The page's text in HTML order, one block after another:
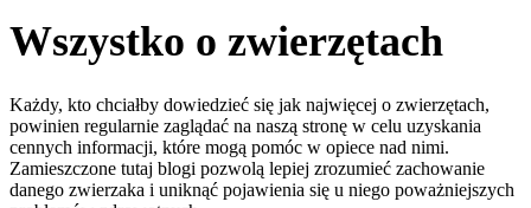
Wszystko o zwierzętach
Każdy, kto chciałby dowiedzieć się jak najwięcej o zwierzętach,
powinien regularnie zaglądać na naszą stronę w celu uzyskania
cennych informacji, które mogą pomóc w opiece nad nimi.
Zamieszczone tutaj blogi pozwolą lepiej zrozumieć zachowanie
danego zwierzaka i uniknąć pojawienia się u niego poważniejszych